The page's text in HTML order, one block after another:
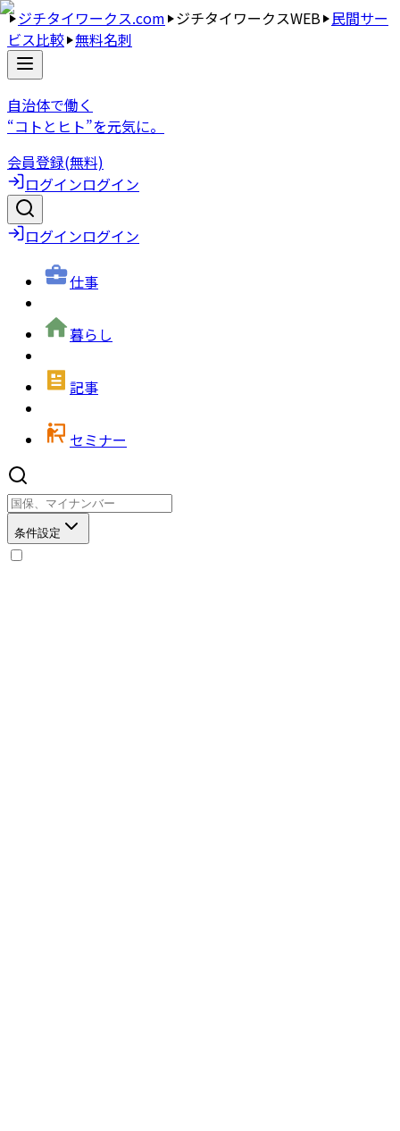
ジチタイワークス.com ジチタイワークスWEB 民間サー
ビス比較 無料名刺
自治体で働く
“コトとヒト”を元気に。
会員登録(無料)
ログインログイン
ログインログイン
仕事
暮らし
記事
セミナー
条件設定